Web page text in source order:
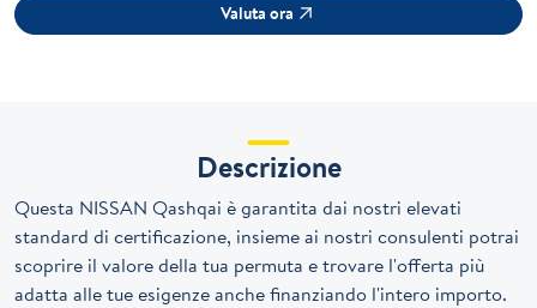
Valuta ora
Descrizione
Questa NISSAN Qashqai è garantita dai nostri elevati
standard di certificazione, insieme ai nostri consulenti potrai
scoprire il valore della tua permuta e trovare l'offerta più
adatta alle tue esigenze anche finanziando l'intero importo.